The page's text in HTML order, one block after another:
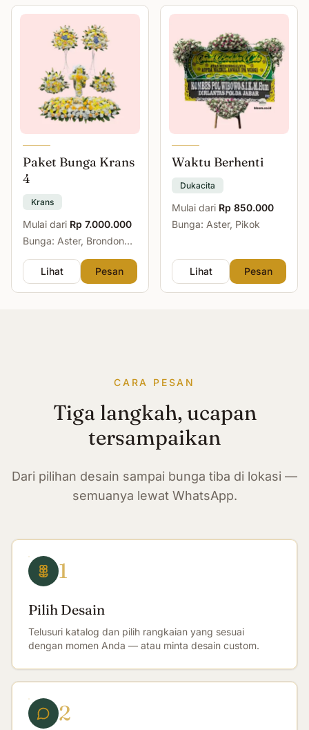
Paket Bunga Krans
4
Krans
Mulai dari Rp 7.000.000
Bunga: Aster, Brondong,
Lihat
Pesan
Waktu Berhenti
Dukacita
Mulai dari Rp 850.000
Bunga: Aster, Pikok
Lihat Pesan
CARA PESAN
Tiga langkah, ucapan
tersampaikan
Dari pilihan desain sampai bunga tiba di lokasi —
semuanya lewat WhatsApp.
1
Pilih Desain
Telusuri katalog dan pilih rangkaian yang sesuai
dengan momen Anda — atau minta desain custom.
2